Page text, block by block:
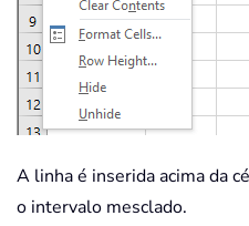
A linha é inserida acima da
o intervalo mesclado.